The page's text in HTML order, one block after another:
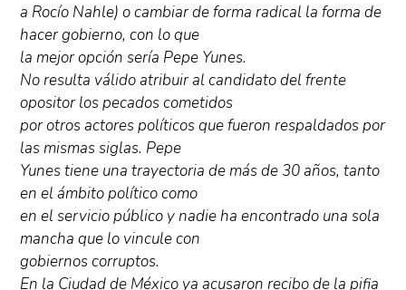
a Rocío Nahle) o cambiar de forma radical la forma de
hacer gobierno, con lo que
la mejor opción sería Pepe Yunes.
No resulta válido atribuir al candidato del frente
opositor los pecados cometidos
por otros actores políticos que fueron respaldados por
las mismas siglas. Pepe
Yunes tiene una trayectoria de más de 30 años, tanto
en el ámbito político como
en el servicio público y nadie ha encontrado una sola
mancha que lo vincule con
gobiernos corruptos.
En la Ciudad de México ya acusaron recibo de la pifia